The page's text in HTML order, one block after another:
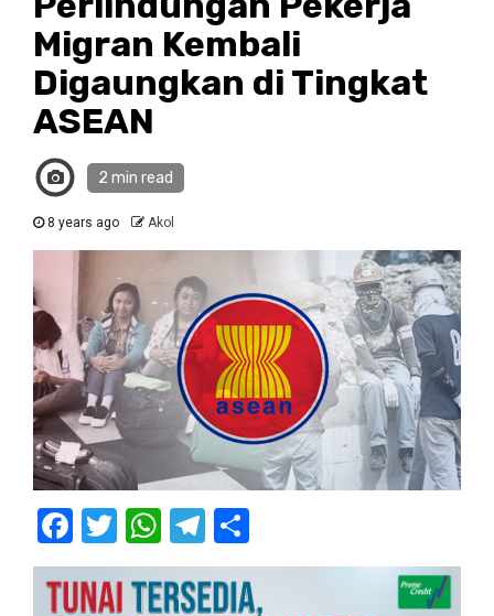
Migran Kembali
Digaungkan di Tingkat
ASEAN
2 min read
8 years ago Akol
Facebook
Twitter
WhatsApp
Telegram